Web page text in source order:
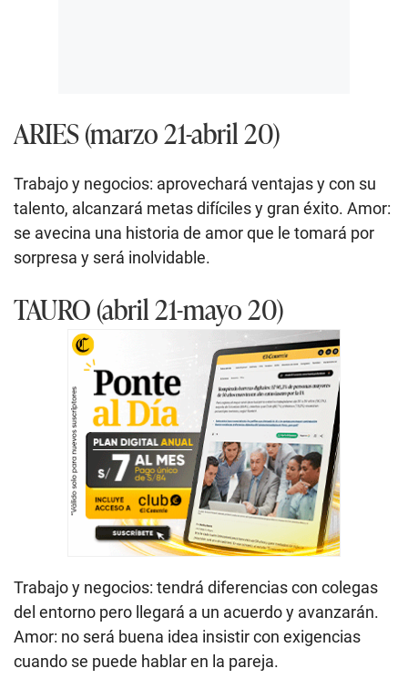
ARIES (marzo 21-abril 20)
Trabajo y negocios: aprovechará ventajas y con su
talento, alcanzará metas difíciles y gran éxito. Amor:
se avecina una historia de amor que le tomará por
sorpresa y será inolvidable.
TAURO (abril 21-mayo 20)
Trabajo y negocios: tendrá diferencias con colegas
del entorno pero llegará a un acuerdo y avanzarán.
Amor: no será buena idea insistir con exigencias
cuando se puede hablar en la pareja.